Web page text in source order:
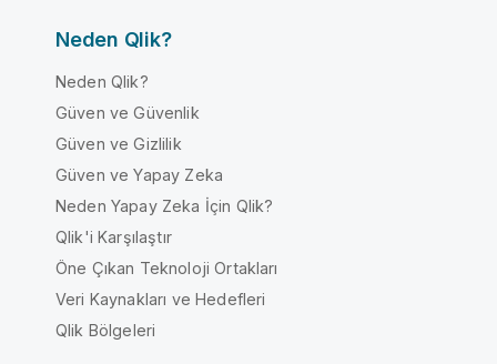
Neden Qlik?
Neden Qlik?
Güven ve Güvenlik
Güven ve Gizlilik
Güven ve Yapay Zeka
Neden Yapay Zeka İçin Qlik?
Qlik'i Karşılaştır
Öne Çıkan Teknoloji Ortakları
Veri Kaynakları ve Hedefleri
Qlik Bölgeleri